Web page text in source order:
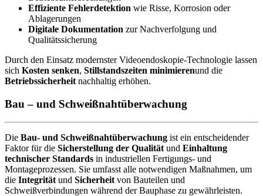
Effiziente Fehlerdetektion wie Risse, Korrosion oder
Ablagerungen
Digitale Dokumentation zur Nachverfolgung und
Qualitätssicherung
Durch den Einsatz modernster Videoendoskopie-Technologie lassen
sich Kosten senken, Stillstandszeiten minimierenund die
Betriebssicherheit nachhaltig erhöhen.
Bau – und Schweißnahtüberwachung
Die Bau- und Schweißnahtüberwachung ist ein entscheidender
Faktor für die Sicherstellung der Qualität und Einhaltung
technischer Standards in industriellen Fertigungs- und
Montageprozessen. Sie umfasst alle notwendigen Maßnahmen, um
die Integrität und Sicherheit von Bauteilen und
Schweißverbindungen während der Bauphase zu gewährleisten.